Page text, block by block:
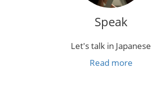
Speak
Let's talk in Japanese
Read more